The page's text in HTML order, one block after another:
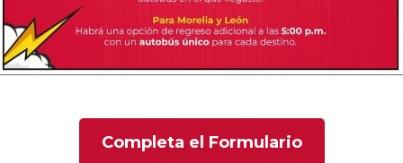
Completa el Formulario